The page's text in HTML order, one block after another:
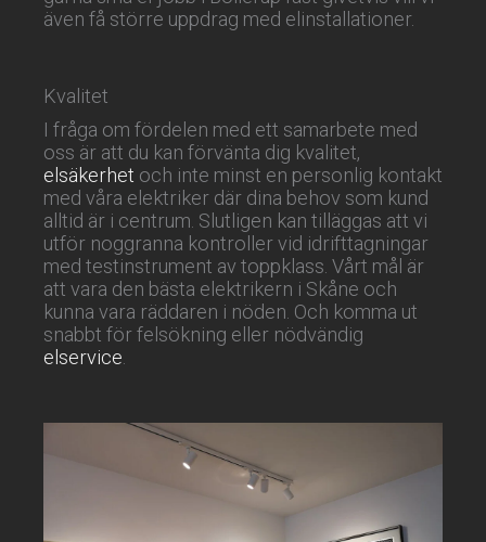
även få större uppdrag med elinstallationer.
Kvalitet
I fråga om fördelen med ett samarbete med
oss är att du kan förvänta dig kvalitet,
elsäkerhet och inte minst en personlig kontakt
med våra elektriker där dina behov som kund
alltid är i centrum. Slutligen kan tilläggas att vi
utför noggranna kontroller vid idrifttagningar
med testinstrument av toppklass. Vårt mål är
att vara den bästa elektrikern i Skåne och
kunna vara räddaren i nöden. Och komma ut
snabbt för felsökning eller nödvändig
elservice